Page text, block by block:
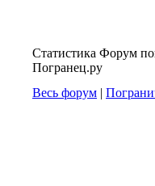
Статистика Форум
Погранец.ру
Весь форум |